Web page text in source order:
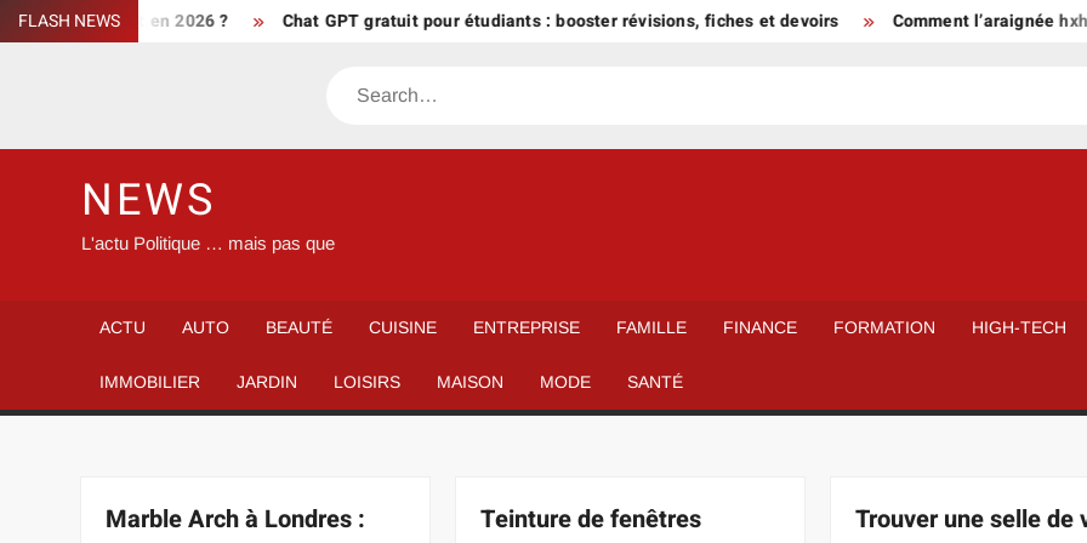
Skip
to
FLASH NEWS
podcast en 2026 ? Chat GPT gratuit pour étudiants : booster révisions, fiches et devoirs Comment l’araignée hxh a
Search
NEWS
L'actu Politique … mais pas que
ACTU AUTO BEAUTÉ CUISINE ENTREPRISE FAMILLE FINANCE FORMATION HIGH-TECH
IMMOBILIER JARDIN LOISIRS MAISON MODE SANTÉ
Marble Arch à Londres :
Teinture de fenêtres
Trouver une selle de